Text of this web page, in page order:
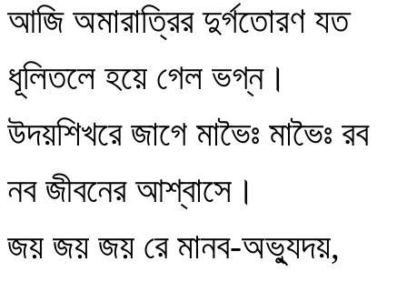
আজি অমারাত্রির দুর্গতোরণ যত
ধূলিতলে হয়ে গেল ভগ্ন।
উদয়শিখরে জাগে মাভৈঃ মাভৈঃ রব
নব জীবনের আশ্বাসে।
জয় জয় জয় রে মানব-অভ্যুদয়,